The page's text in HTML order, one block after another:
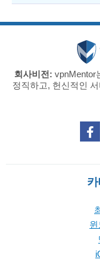
회사비전: vpnMentor
정직하고, 헌신적인